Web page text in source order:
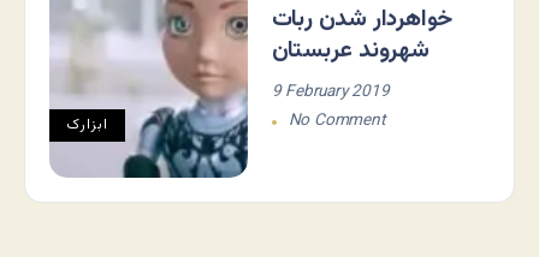
ابزارک
خواهردار شدن ربات
شهروند عربستان
9 February 2019
No Comment